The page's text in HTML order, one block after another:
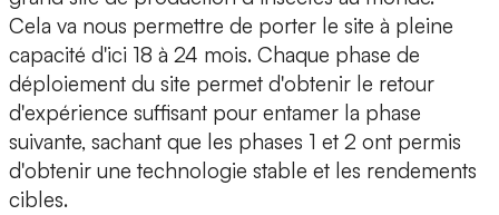
Cela va nous permettre de porter le site à pleine
capacité d'ici 18 à 24 mois. Chaque phase de
déploiement du site permet d'obtenir le retour
d'expérience suffisant pour entamer la phase
suivante, sachant que les phases 1 et 2 ont permis
d'obtenir une technologie stable et les rendements
cibles.